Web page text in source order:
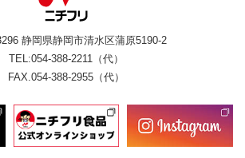
静岡県静岡市清水区蒲原5190-2
TEL:054-388-2211（代）
FAX.054-388-2955（代）